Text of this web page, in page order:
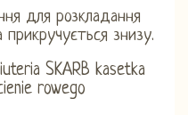
для розкладання
знизу.